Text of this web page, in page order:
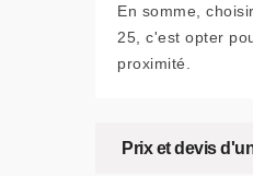
En somme,
25, c'est opter
proximité.
Prix et devis